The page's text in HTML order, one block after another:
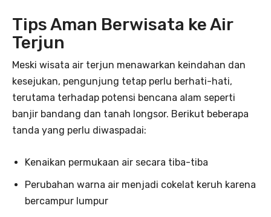
Tips Aman Berwisata ke Air
Terjun
Meski wisata air terjun menawarkan keindahan dan
kesejukan, pengunjung tetap perlu berhati-hati,
terutama terhadap potensi bencana alam seperti
banjir bandang dan tanah longsor. Berikut beberapa
tanda yang perlu diwaspadai:
Kenaikan permukaan air secara tiba-tiba
Perubahan warna air menjadi cokelat keruh karena
bercampur lumpur